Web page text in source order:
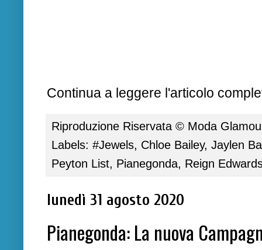
Continua a leggere l'articolo
Riproduzione Riservata © Moda
Labels: #Jewels Chloe Bailey, Jaylen
Peyton List Pianegonda Reign
lunedì 31 agosto 2020
Pianegonda: La nuova